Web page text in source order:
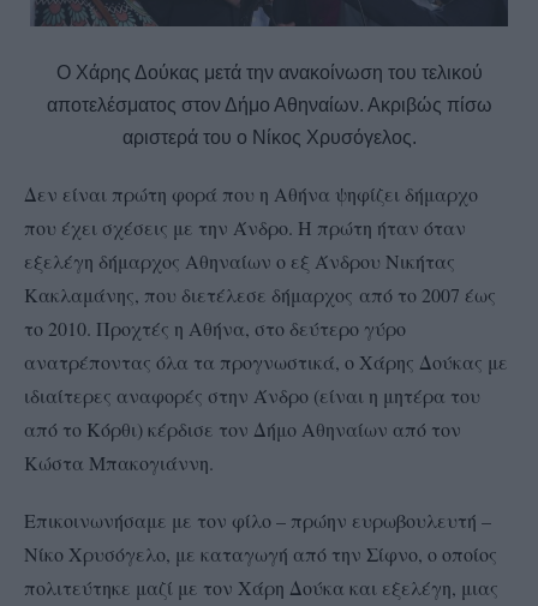
Ο Χάρης Δούκας μετά την ανακοίνωση του τελικού
αποτελέσματος στον Δήμο Αθηναίων. Ακριβώς πίσω
αριστερά του ο Νίκος Χρυσόγελος.
Δεν είναι πρώτη φορά που η Αθήνα ψηφίζει δήμαρχο
που έχει σχέσεις με την Άνδρο. Η πρώτη ήταν όταν
εξελέγη δήμαρχος Αθηναίων ο εξ Άνδρου Νικήτας
Κακλαμάνης, που διετέλεσε δήμαρχος από το 2007 έως
το 2010. Προχτές η Αθήνα, στο δεύτερο γύρο
ανατρέποντας όλα τα προγνωστικά, ο Χάρης Δούκας με
ιδιαίτερες αναφορές στην Άνδρο (είναι η μητέρα του
από το Κόρθι) κέρδισε τον Δήμο Αθηναίων από τον
Κώστα Μπακογιάννη.
Επικοινωνήσαμε με τον φίλο – πρώην ευρωβουλευτή –
Νίκο Χρυσόγελο, με καταγωγή από την Σίφνο, ο οποίος
πολιτεύτηκε μαζί με τον Χάρη Δούκα και εξελέγη, μιας